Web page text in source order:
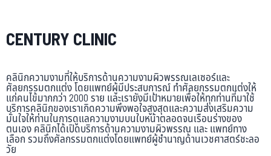
CENTURY CLINIC
คลินิกความงามที่ให้บริการด้านความงามผิวพรรณเลเซอร์และ
ศัลยกรรมตกแต่ง โดยแพทย์ผู้มีประสบการณ์ ทำศัลยกรรมตกแต่งให้
แก่คนไข้มากกว่า 2000 ราย และเรายังมีเป้าหมายเพื่อให้ทุกท่านที่มาใช้
บริการคลินิกของเราเกิดความพึงพอใจสูงสุดและความส่งเสริมความ
มั่นใจให้ท่านในการดูแลความงามบนใบหน้าตลอดจนเรือนร่างของ
ตนเอง คลินิกได้เปิดบริการด้านความงามผิวพรรณ และ แพทย์ทาง
เลือก รวมถึงศัลกรรมตกแต่งโดยแพทย์ผู้ชำนาญด้านเวชศาสตร์ชะลอ
วัย